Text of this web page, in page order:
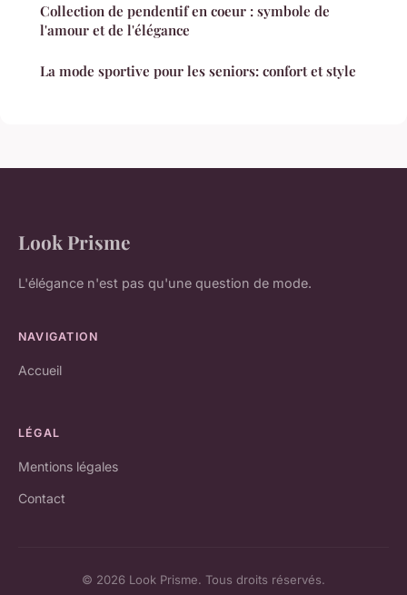
Collection de pendentif en coeur : symbole de
l'amour et de l'élégance
La mode sportive pour les seniors: confort et style
Look Prisme
L'élégance n'est pas qu'une question de mode.
NAVIGATION
Accueil
LÉGAL
Mentions légales
Contact
© 2026 Look Prisme. Tous droits réservés.